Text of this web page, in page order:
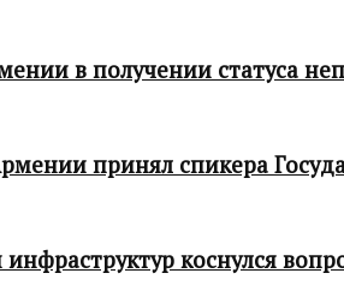
в получении статуса
принял спикера
коснулся